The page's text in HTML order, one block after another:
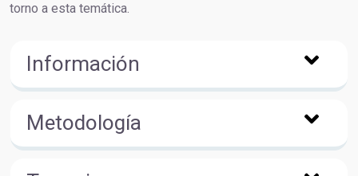
torno a esta temática.
Información
Metodología